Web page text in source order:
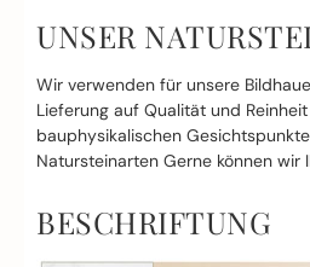
UNSER
Wir verwenden für unsere
Lieferung auf Qualität und
bauphysikalischen
Natursteinarten Gerne können wir
BESCHRIFTUNG